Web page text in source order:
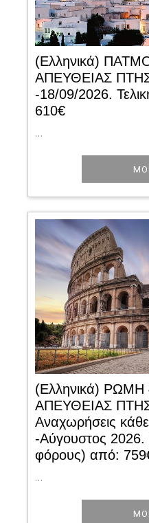
(Ελληνικά)
ΑΠΕΥΘΕΙΑΣ
-18/09/2026.
610€
…
(Ελληνικά) ΡΩΜΗ
ΑΠΕΥΘΕΙΑΣ
Αναχωρήσεις
-Αύγουστος 2026.
φόρους) από:
…